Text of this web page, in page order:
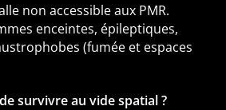
non accessible aux PMR.
enceintes, épileptiques,
(fumée et espaces
survivre au vide spatial ?